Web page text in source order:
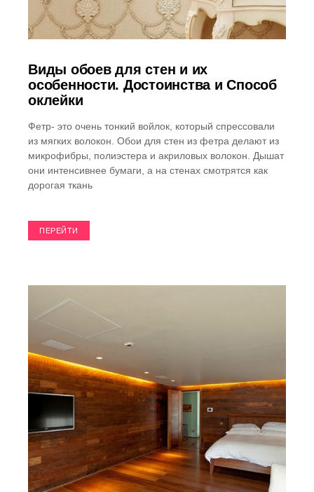
Виды обоев для стен и их
особенности. Достоинства и Способ
оклейки
Фетр- это очень тонкий войлок, который спрессовали
из мягких волокон. Обои для стен из фетра делают из
микрофибры, полиэстера и акриловых волокон. Дышат
они интенсивнее бумаги, а на стенах смотрятся как
дорогая ткань
ПЕРЕЙТИ